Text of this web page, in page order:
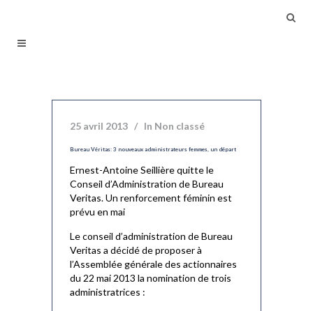
25 avril 2013 In Non classé
Bureau Véritas: 3 nouveaux administrateurs femmes, un départ
Ernest-Antoine Seillière quitte le
Conseil d’Administration de Bureau
Veritas. Un renforcement féminin est
prévu en mai
Le conseil d’administration de Bureau
Veritas a décidé de proposer à
l’Assemblée générale des actionnaires
du 22 mai 2013 la nomination de trois
administratrices :